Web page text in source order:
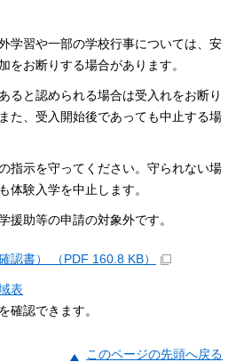
学習や一部の学校行事については、安
をお断りする場合があります。
ると認められる場合は受入れをお断り
た、受入開始後であっても中止する場
指示を守ってください。守られない場
体験入学を中止します。
援助等の申請の対象外です。
認書） （PDF 160.8 KB）
表
確認できます。
このページの先頭へ戻る